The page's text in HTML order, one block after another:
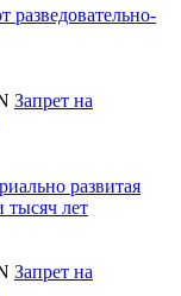
Запрет на
развитая
тысяч лет
Запрет на